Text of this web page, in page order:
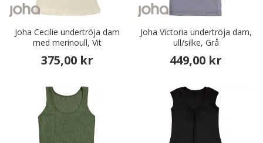
Joha Cecilie undertröja dam
med merinoull, Vit
375,00 kr
Joha Victoria undertröja dam,
ull/silke, Grå
449,00 kr